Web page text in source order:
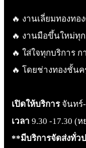
🔥 งานเลี่ยมทองทอ
🔥 งานมือขึ้นใหม่ทุ
🔥 ใส่ใจทุกบริการ
🔥 โดยช่างทองชั้น
เปิดให้บริการ จันทร์
เวลา 9.30 -17.30 (
**มีบริการจัดส่งทั่ว